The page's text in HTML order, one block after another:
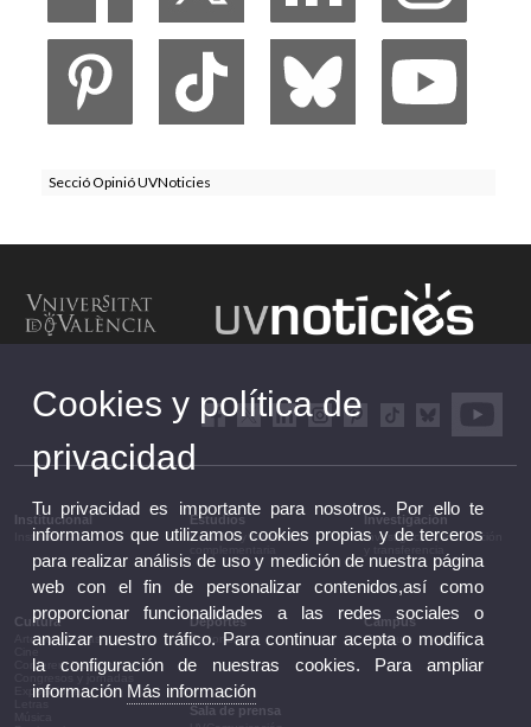
Secció Opinió UVNoticies
Institucional
Institucional
Estudios
Estudios y formación
Investigación
Investigación, innovación
Cultura
Artes escénicas
Conferencias y debates
Congresos y jornadas
Exposiciones
Deportes
Deportes
Campus
Campus
Sala de prensa
Cookies y política de
privacidad
Tu privacidad es importante para nosotros. Por ello te
informamos que utilizamos cookies propias y de terceros
para realizar análisis de uso y medición de nuestra página
web con el fin de personalizar contenidos,así como
proporcionar funcionalidades a las redes sociales o
analizar nuestro tráfico. Para continuar acepta o modifica
la configuración de nuestras cookies. Para ampliar
información Más información